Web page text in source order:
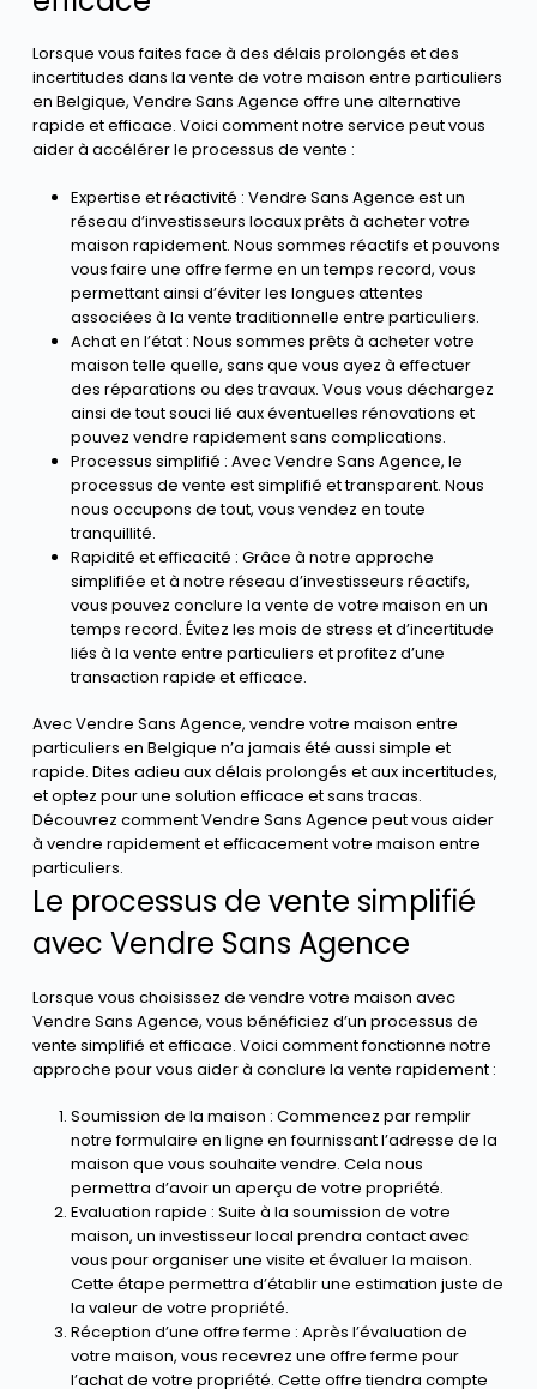
Lorsque vous faites face à des délais prolongés et des
incertitudes dans la vente de votre maison entre particuliers
en Belgique, Vendre Sans Agence offre une alternative
rapide et efficace. Voici comment notre service peut vous
aider à accélérer le processus de vente :
Expertise et réactivité : Vendre Sans Agence est un
réseau d’investisseurs locaux prêts à acheter votre
maison rapidement. Nous sommes réactifs et pouvons
vous faire une offre ferme en un temps record, vous
permettant ainsi d’éviter les longues attentes
associées à la vente traditionnelle entre particuliers.
Achat en l’état : Nous sommes prêts à acheter votre
maison telle quelle, sans que vous ayez à effectuer
des réparations ou des travaux. Vous vous déchargez
ainsi de tout souci lié aux éventuelles rénovations et
pouvez vendre rapidement sans complications.
Processus simplifié : Avec Vendre Sans Agence, le
processus de vente est simplifié et transparent. Nous
nous occupons de tout, vous vendez en toute
tranquillité.
Rapidité et efficacité : Grâce à notre approche
simplifiée et à notre réseau d’investisseurs réactifs,
vous pouvez conclure la vente de votre maison en un
temps record. Évitez les mois de stress et d’incertitude
liés à la vente entre particuliers et profitez d’une
transaction rapide et efficace.
Avec Vendre Sans Agence, vendre votre maison entre
particuliers en Belgique n’a jamais été aussi simple et
rapide. Dites adieu aux délais prolongés et aux incertitudes,
et optez pour une solution efficace et sans tracas.
Découvrez comment Vendre Sans Agence peut vous aider
à vendre rapidement et efficacement votre maison entre
particuliers.
Le processus de vente simplifié
avec Vendre Sans Agence
Lorsque vous choisissez de vendre votre maison avec
Vendre Sans Agence, vous bénéficiez d’un processus de
vente simplifié et efficace. Voici comment fonctionne notre
approche pour vous aider à conclure la vente rapidement :
Soumission de la maison : Commencez par remplir
notre formulaire en ligne en fournissant l’adresse de la
maison que vous souhaite vendre. Cela nous
permettra d’avoir un aperçu de votre propriété.
Evaluation rapide : Suite à la soumission de votre
maison, un investisseur local prendra contact avec
vous pour organiser une visite et évaluer la maison.
Cette étape permettra d’établir une estimation juste de
la valeur de votre propriété.
Réception d’une offre ferme : Après l’évaluation de
votre maison, vous recevrez une offre ferme pour
l’achat de votre propriété. Cette offre tiendra compte